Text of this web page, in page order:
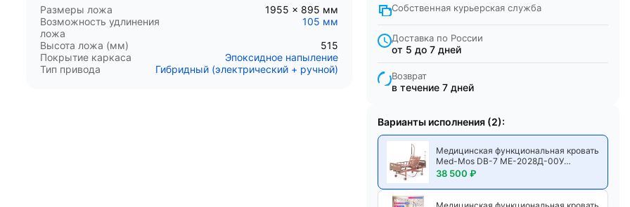
Размеры ложа
1955 x 895 мм
Возможность удлинения
ложа
105 мм
Высота ложа (мм)
515
Покрытие каркаса
Эпоксидное напыление
Тип привода
Гибридный (электрический + ручной)
Собственная курьерская служба
Доставка по России
от 5 до 7 дней
Возврат
в течение 7 дней
Варианты исполнения (2):
Медицинская функциональная кровать
Med-Mos DB-7 МЕ-2028Д-00У
электрическая с гибридным приводом,
ЛДСП коричневого цвета, дугой и
инфузионной стойкой
38 500 ₽